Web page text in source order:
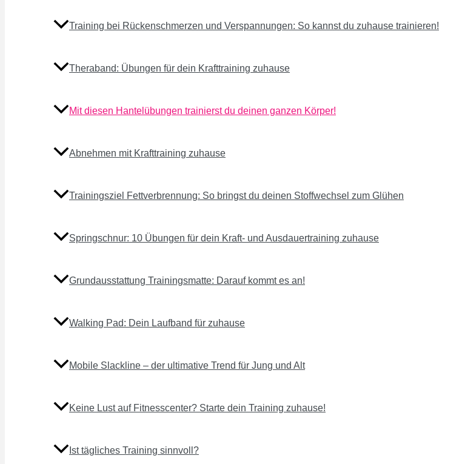
Training bei Rückenschmerzen und Verspannungen: So kannst du zuhause trainieren!
Theraband: Übungen für dein Krafttraining zuhause
Mit diesen Hantelübungen trainierst du deinen ganzen Körper!
Abnehmen mit Krafttraining zuhause
Trainingsziel Fettverbrennung: So bringst du deinen Stoffwechsel zum Glühen
Springschnur: 10 Übungen für dein Kraft- und Ausdauertraining zuhause
Grundausstattung Trainingsmatte: Darauf kommt es an!
Walking Pad: Dein Laufband für zuhause
Mobile Slackline – der ultimative Trend für Jung und Alt
Keine Lust auf Fitnesscenter? Starte dein Training zuhause!
Ist tägliches Training sinnvoll?